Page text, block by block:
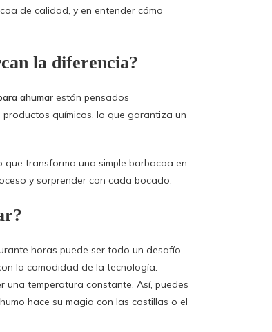
de calidad, y en entender cómo
la diferencia?
ahumar están pensados
químicos, lo que garantiza un
transforma una simple barbacoa en
y sorprender con cada bocado.
horas puede ser todo un desafío.
la comodidad de la tecnología.
una temperatura constante. Así, puedes
hace su magia con las costillas o el